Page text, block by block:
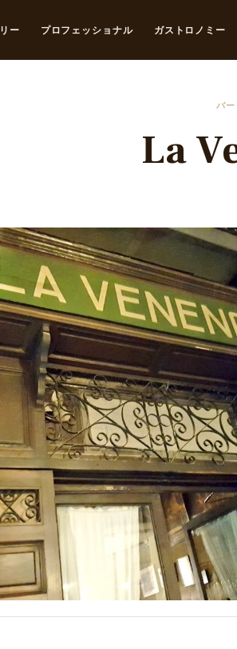
ー プロフェッショナル ガストロノミー
バ
La